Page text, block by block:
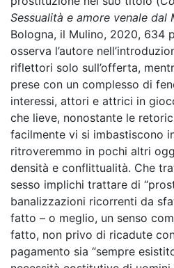
Sessualità e amore venale dal
Bologna, il Mulino, 2020, 634
osserva l’autore
riflettori solo sull’offerta,
prese con un complesso di
interessi, attori e attrici in
che lieve, nonostante le
facilmente vi si imbastiscono
ritroveremmo in pochi altri
densità e conflittualità. Che
sesso implichi trattare di
banalizzazioni ricorrenti da
fatto – o meglio, un senso
fatto, non privo di ricadute
pagamento sia “sempre